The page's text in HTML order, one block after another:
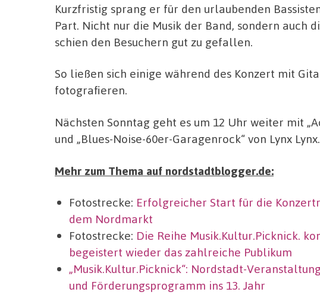
Kurzfristig sprang er für den urlaubenden
Part. Nicht nur die Musik der Band, sondern auch
schien den Besuchern gut zu gefallen.
So ließen sich einige während des Konzert mit
fotografieren.
Nächsten Sonntag geht es um 12 Uhr weiter mit
und „Blues-Noise-60er-Garagenrock“ von Lynx Lynx.
Mehr zum Thema auf nordstadtblogger.de:
Fotostrecke: Erfolgreicher Start für die
dem Nordmarkt
Fotostrecke: Die Reihe Musik.Kultur.Picknick.
begeistert wieder das zahlreiche Publikum
„Musik.Kultur.Picknick“: Nordstadt-
und Förderungsprogramm ins 13. Jahr